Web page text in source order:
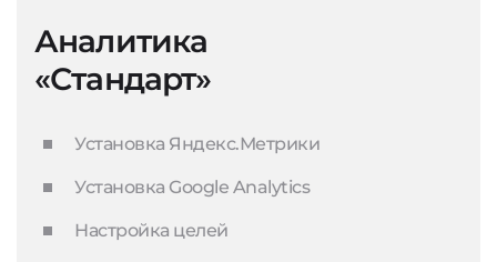
Аналитика
«Стандарт»
Установка Яндекс.Метрики
Установка Google Analytics
Настройка целей